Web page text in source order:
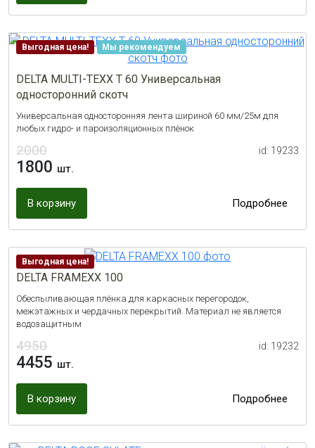
Выгодная цена! Мы рекомендуем
DELTA MULTI-TEXX T 60 Универсальная
односторонний скотч
Универсальная односторонняя лента шириной 60 мм/25м для
любых гидро- и пароизоляционных плёнок
2000
1800 шт.
id: 19233
В корзину Подробнее
Выгодная цена!
DELTA FRAMEXX 100
Обеспыливающая плёнка для каркасных перегородок,
межэтажных и чердачных перекрытий. Материал не является
водозащитным
4950
4455 шт.
id: 19232
В корзину Подробнее